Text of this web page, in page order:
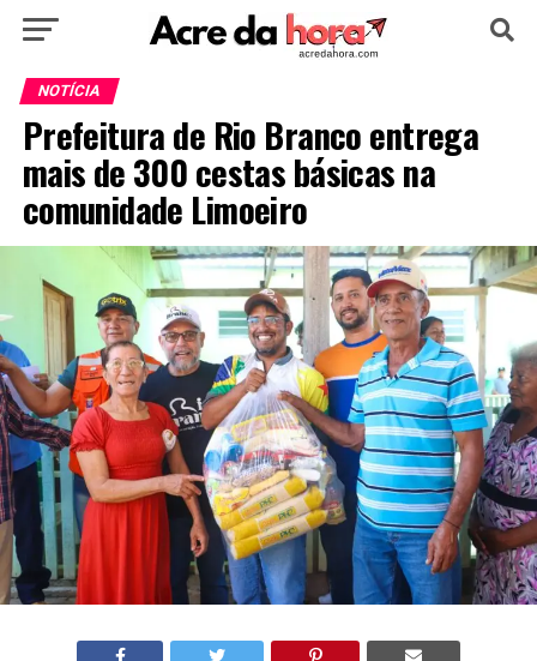
HOME
EDUCAÇÃO NOTÍCIA MUNDO
NOTÍCIA
Prefeitura de Rio Branco entrega
mais de 300 cestas básicas na
comunidade Limoeiro